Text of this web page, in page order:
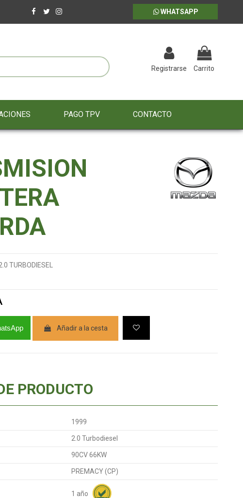
WHATSAPP
Registrarse Carrito
PAGO TPV CONTACTO
TURBODIESEL
Añadir a la cesta
PRODUCTO
1999
2.0 Turbodiesel
90CV 66KW
PREMACY (CP)
1 año